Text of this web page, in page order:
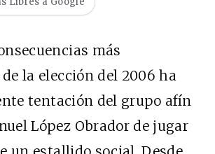
más
la elección del 2006 ha
tentación del grupo afín
López Obrador de jugar